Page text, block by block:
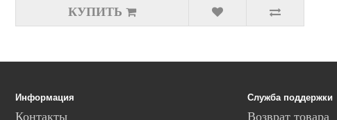
КУПИТЬ
Информация
Контакты
Служба поддержки
Возврат товара